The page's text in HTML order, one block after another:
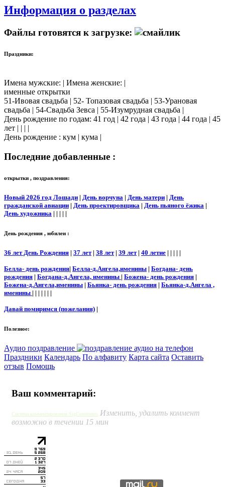
Информация о разделах
Файлы готовятся к загрузке:
Праздники:
Имена мужские: | Имена женские: |
именные открытки
51-Ивовая свадьба | 52- Топазовая свадьба | 53-Урановая
свадьба | 54-Свадьба Зевса | 55-Изумрудная свадьба |
День рождение по годам: 41 год | 42 года | 43 года | 44 года | 45
лет | | | |
День рождение : кум | кума |
Последние добавленные :
открытки , поздравления:
Новый 2026 год Лошади | День ворчуна | День матери | День
гражданской авиации | День проектировщика | День пьяного ёжика |
День художника | | | | |
День рождения , юбилеи :
36 лет День Рождения | 37 лет| 38 лет| 39 лет| 40 летие | | | | |
Белла- день рождения| Белла-д.Ангела,именины | Богдана- день
рождения | Богдана-д.Ангела, именины | Божена- день рождения |
Божена-д.Ангела,именины | Бьянка- день рождения | Бьянка-д.Ангела ,
именины | | | | | | |
Давай помиримся (пожелания) |
Полезное:
Аудио поздравление
Праздники Календарь По алфавиту Карта сайта Оставить
отзыв Помощь
Ваш комментарий:
Система комментирования SigComments Изменить, удалить коммент
возможно в течении 15 мин